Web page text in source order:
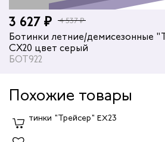
3 627 ₽ 4 537 ₽
Ботинки летние/демисезонные
CX20 цвет серый
БОТ922
Похожие товары